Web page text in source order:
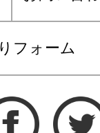
フォーム